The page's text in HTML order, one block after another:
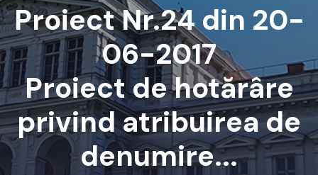
Proiect Nr.24 din 20-
06-2017
Proiect de hotărâre
privind atribuirea de
denumire...